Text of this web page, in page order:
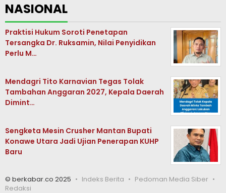
NASIONAL
Praktisi Hukum Soroti Penetapan
Tersangka Dr. Ruksamin, Nilai Penyidikan
Perlu M…
Mendagri Tito Karnavian Tegas Tolak
Tambahan Anggaran 2027, Kepala Daerah
Dimint…
Sengketa Mesin Crusher Mantan Bupati
Konawe Utara Jadi Ujian Penerapan KUHP
Baru
© berkabar.co 2025 Indeks Berita
Pedoman Media Siber
Redaksi